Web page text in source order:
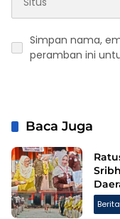
Simpan nama,
peramban ini
Baca Juga
Berita